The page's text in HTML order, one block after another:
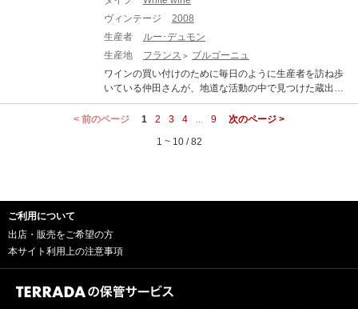
ジとなりました。 Lou Dumont Bourgogne Blanc a la vot
ラン ア・ラ・ヴォートル キュヴェ・ウメムラ 生産地：
フランス ブルゴーニュ 原産地呼称：AOC. BOURGOGN
E ぶどう品種：シャルドネ 100% アルコール度数：12.
5% 味わい：白ワイン 辛口 ■2018年ヴィンテージの感想
ーニュ・ブランと違い、中身はヴィレ・クレッセの区画
ラ特別キュヴェ)としてお出しいただいている、とてもあ
年は2年ぶり、待望のリリースです！ じっくり蔵元で落
飲してみると、柑橘類、青りんごや蜂蜜の甘やかな香
いており爽やかさと甘さ・リッチさ、そしてほろ苦さが
相まって複雑な味わいに仕上がっている。いつも思うの
ですが、仲田さんのワインは、 何か彼のあの優しく、芯
の通った性格がこのワインに詰まっているような、飲ん
ラ」は、「カリテ・フランス」の認証を受けたビオロジ
ー（有機）栽培ぶどう100%で造られた、秀逸なAOCヴ
ィレ・クレッセを格下げしたもの。平均樹齢30年。収穫
量45hl/ha。天然酵母のみで発酵。ステンレスタンクで17
いて例外的に暖かい春を迎えました。5月半ばに開花した
のですが、これは20世紀、21世紀を通じて最も早かった
た日が続いたため、糖度の高い、凝縮したぶどうが実り
ました。スケールの大きなヴィンテージであり、開くま
数：13.0% 味わい：白ワイン 辛口 ■2018年ヴィンテージ
の感想です■ 通常リリースされているルー・デュモンの
ブルゴーニュ・ブランと違い、中身はヴィレ・クレッセ
(ウメムラ特別キュヴェ)としてお出しいただいている、と
ヴィンテージ
2008
生産者
ルー･デュモン
生産地
フランス
ブルゴーニュ
ワインの買い付けのために毎日のように生産者を訪ね歩
いている仲田さんが、地道な活動の中で見つけた蔵出し
古酒。 「ルー・デュモン・レア・セレクション(LEA Sel
ection)」とは、オレンジ色の天地人のエチケット（ラベ
の買い付けのために毎日のように生産者を訪ね歩く地道
パフォーマンスが抜群なものだけを仲田さんが厳選して
ア・セレクション」の「レア」は、『レアちゃん』と、
『レアもの』をかけたもの)。これぞまさしく、ブルゴー
印』です。 Lou Dumont Lea Selection Meursault 1er Cr
< 前のページ 1 2 3 4 9
次のページ >
1 ~ 10 / 82
ご利用について
出店・販売をご希望の方
本サイト利用上の注意事項